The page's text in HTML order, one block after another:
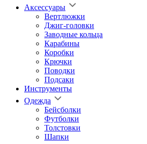
Аксессуары
Вертлюжки
Джиг-головки
Заводные кольца
Карабины
Коробки
Крючки
Поводки
Подсаки
Инструменты
Одежда
Бейсболки
Футболки
Толстовки
Шапки